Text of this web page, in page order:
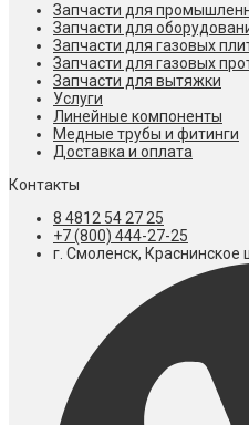
Запчасти для
Запчасти для
Запчасти для газовых
Запчасти для газовых
Запчасти для вытяжки
Услуги
Линейные компоненты
Медные трубы и фитинги
Доставка и оплата
Контакты
8 4812 54 27 25
+7 (800) 444-27-25
г. Смоленск, Краснинское